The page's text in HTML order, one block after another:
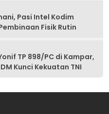
Pasi Intel Kodim
Fisik Rutin
TP 898/PC di Kampar,
Kunci Kekuatan TNI